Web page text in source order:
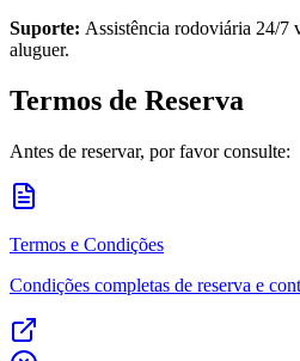
Suporte: Assistência rodoviária 24/7
aluguer.
Termos de Reserva
Antes de reservar, por favor consulte:
Termos e Condições
Condições completas de reserva e